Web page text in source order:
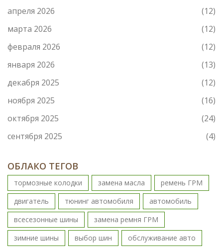
апреля 2026
(12)
марта 2026
(12)
февраля 2026
(12)
января 2026
(13)
декабря 2025
(12)
ноября 2025
(16)
октября 2025
(24)
сентября 2025
(4)
ОБЛАКО ТЕГОВ
тормозные колодки замена масла
ремень ГРМ
двигатель
тюнинг автомобиля
автомобиль
всесезонные шины
замена ремня ГРМ
зимние шины
выбор шин обслуживание авто